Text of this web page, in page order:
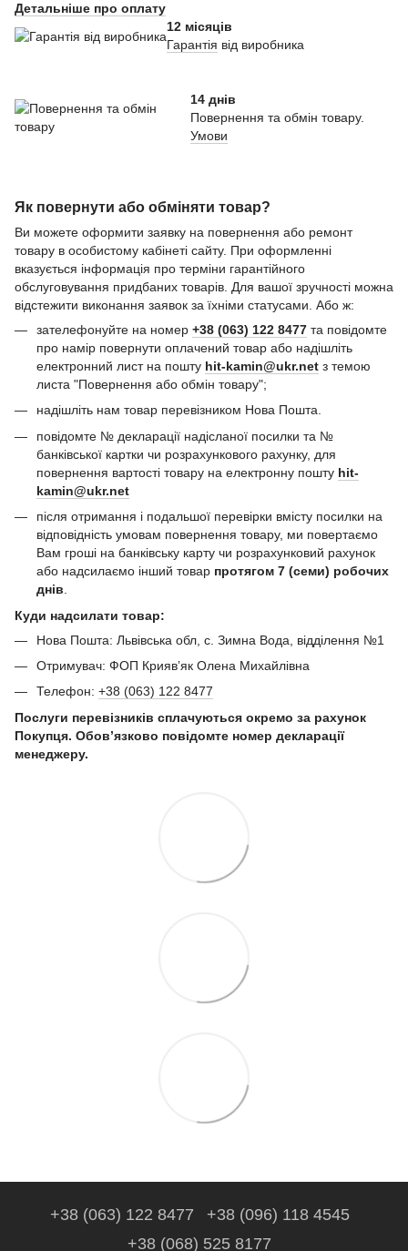
Детальніше про оплату
12 місяців
Гарантія від виробника
14 днів
Повернення та обмін товару.
Умови
Як повернути або обміняти товар?
Ви можете оформити заявку на повернення або ремонт
товару в особистому кабінеті сайту. При оформленні
вказується інформація про терміни гарантійного
обслуговування придбаних товарів. Для вашої зручності можна
відстежити виконання заявок за їхніми статусами. Або ж:
зателефонуйте на номер +38 (063) 122 8477 та повідомте
про намір повернути оплачений товар або надішліть
електронний лист на пошту hit-kamin@ukr.net з темою
листа "Повернення або обмін товару";
надішліть нам товар перевізником Нова Пошта.
повідомте № декларації надісланої посилки та №
банківської картки чи розрахункового рахунку, для
повернення вартості товару на електронну пошту hit-
kamin@ukr.net
після отримання і подальшої перевірки вмісту посилки на
відповідність умовам повернення товару, ми повертаємо
Вам гроші на банківську карту чи розрахунковий рахунок
або надсилаємо інший товар протягом 7 (семи) робочих
днів
Куди надсилати товар:
Нова Пошта: Львівська обл, с. Зимна Вода, відділення №1
Отримувач: ФОП Криявʼяк Олена Михайлівна
Телефон: +38 (063) 122 8477
Послуги перевізників сплачуються окремо за рахунок
Покупця. Обов’язково повідомте номер декларації
менеджеру.
+38 (063) 122 8477
+38 (096) 118 4545
+38 (068) 525 8177